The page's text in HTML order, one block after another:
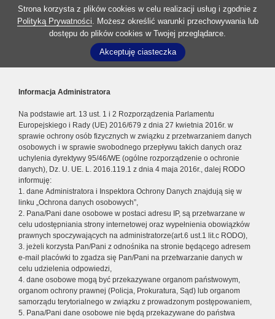
Strona korzysta z plików cookies w celu realizacji usług i zgodnie z
Polityką Prywatności. Możesz określić warunki przechowywania lub
dostępu do plików cookies w Twojej przeglądarce.
Akceptuję ciasteczka
Informacja Administratora
Na podstawie art. 13 ust. 1 i 2 Rozporządzenia Parlamentu
Europejskiego i Rady (UE) 2016/679 z dnia 27 kwietnia 2016r. w
sprawie ochrony osób fizycznych w związku z przetwarzaniem danych
osobowych i w sprawie swobodnego przepływu takich danych oraz
uchylenia dyrektywy 95/46/WE (ogólne rozporządzenie o ochronie
danych), Dz. U. UE. L. 2016.119.1 z dnia 4 maja 2016r., dalej RODO
informuję:
1. dane Administratora i Inspektora Ochrony Danych znajdują się w
linku „Ochrona danych osobowych”,
2. Pana/Pani dane osobowe w postaci adresu IP, są przetwarzane w
celu udostępniania strony internetowej oraz wypełnienia obowiązków
prawnych spoczywających na administratorze(art.6 ust.1 lit.c RODO),
3. jeżeli korzysta Pan/Pani z odnośnika na stronie będącego adresem
e-mail placówki to zgadza się Pan/Pani na przetwarzanie danych w
celu udzielenia odpowiedzi,
4. dane osobowe mogą być przekazywane organom państwowym,
organom ochrony prawnej (Policja, Prokuratura, Sąd) lub organom
samorządu terytorialnego w związku z prowadzonym postępowaniem,
5. Pana/Pani dane osobowe nie będą przekazywane do państwa